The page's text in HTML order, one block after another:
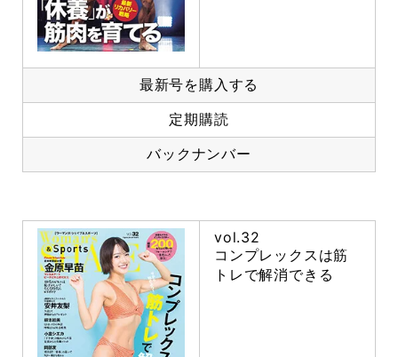
最新号を購入する
定期購読
バックナンバー
vol.32
コンプレックスは筋
トレで解消できる